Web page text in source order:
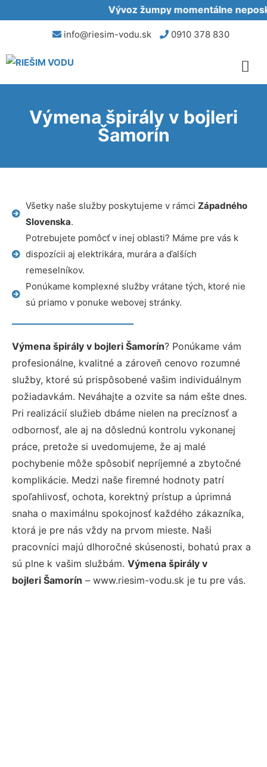
Vývoz žumpy momentálne
info@riesim-vodu.sk 0910 378 830
Výmena špirály v bojleri
Šamorín
Všetky naše služby poskytujeme v rámci Západného
Slovenska.
Potrebujete pomôcť v inej oblasti? Máme pre vás k
dispozícii aj elektrikára, murára a ďalších
remeselníkov.
Ponúkame komplexné služby vrátane tých, ktoré nie
sú priamo v ponuke webovej stránky.
Výmena špirály v bojleri Šamorín? Ponúkame vám
profesionálne, kvalitné a zároveň cenovo rozumné
služby, ktoré sú prispôsobené vašim individuálnym
požiadavkám. Neváhajte a ozvite sa nám ešte dnes.
Pri realizácií služieb dbáme nielen na precíznosť a
odbornosť, ale aj na dôslednú kontrolu vykonanej
práce, pretože si uvedomujeme, že aj malé
pochybenie môže spôsobiť nepríjemné a zbytočné
komplikácie. Medzi naše firemné hodnoty patrí
spoľahlivosť, ochota, korektný prístup a úprimná
snaha o maximálnu spokojnosť každého zákazníka,
ktorá je pre nás vždy na prvom mieste. Naši
pracovníci majú dlhoročné skúsenosti, bohatú prax a
sú plne k vašim službám. Výmena špirály v
bojleri Šamorín – www.riesim-vodu.sk je tu pre vás.